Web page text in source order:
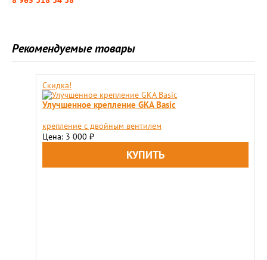
Рекомендуемые товары
Скидка!
Улучшенное крепление GKA Basic
крепление с двойным вентилем
Цена: 3 000 ₽